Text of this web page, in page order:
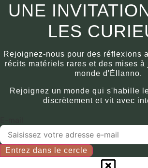
UNE
LES
Rejoignez-nous pour des réflexions
récits matériels rares et des mises à
monde d'Éllanno.
Rejoignez un monde qui s'habille
discrètement et vit avec
Entrez dans le cercle